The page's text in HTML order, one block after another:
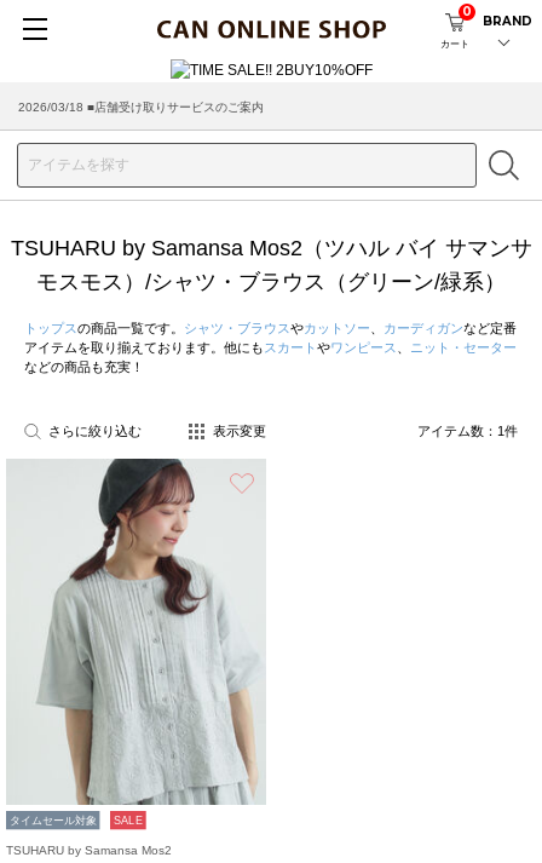
カート
0
BRAND
2026/03/18 ■店舗受け取りサービスのご案内
TSUHARU by Samansa Mos2（ツハル バイ サマンサ
モスモス）/シャツ・ブラウス（グリーン/緑系）
トップスの商品一覧です。 シャツ・ブラウスやカットソー カーディガンなど定番
アイテムを取り揃えております。他にも スカート やワンピース
ニット・セーター
などの商品も充実！
さらに絞り込む 表示変更 アイテム数： 1件
タイムセール対象 SALE
TSUHARU by Samansa Mos2